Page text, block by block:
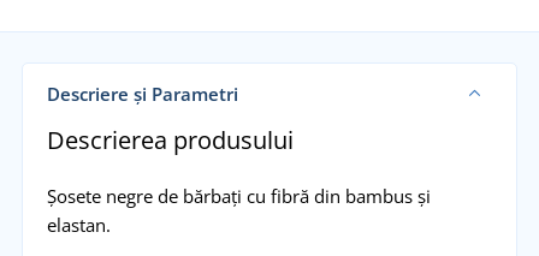
Descriere și Parametri
Descrierea produsului
Șosete negre de bărbați cu fibră din bambus și
elastan.